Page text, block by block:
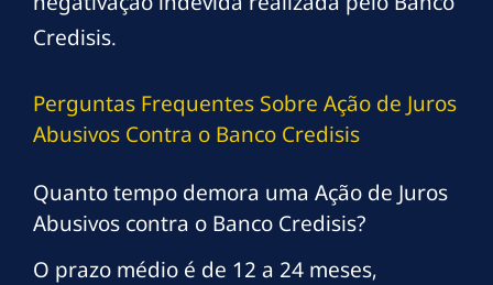
Credisis.
Perguntas Frequentes Sobre Ação de Juros
Abusivos Contra o Banco Credisis
Quanto tempo demora uma Ação de Juros
Abusivos contra o Banco Credisis?
O prazo médio é de 12 a 24 meses,